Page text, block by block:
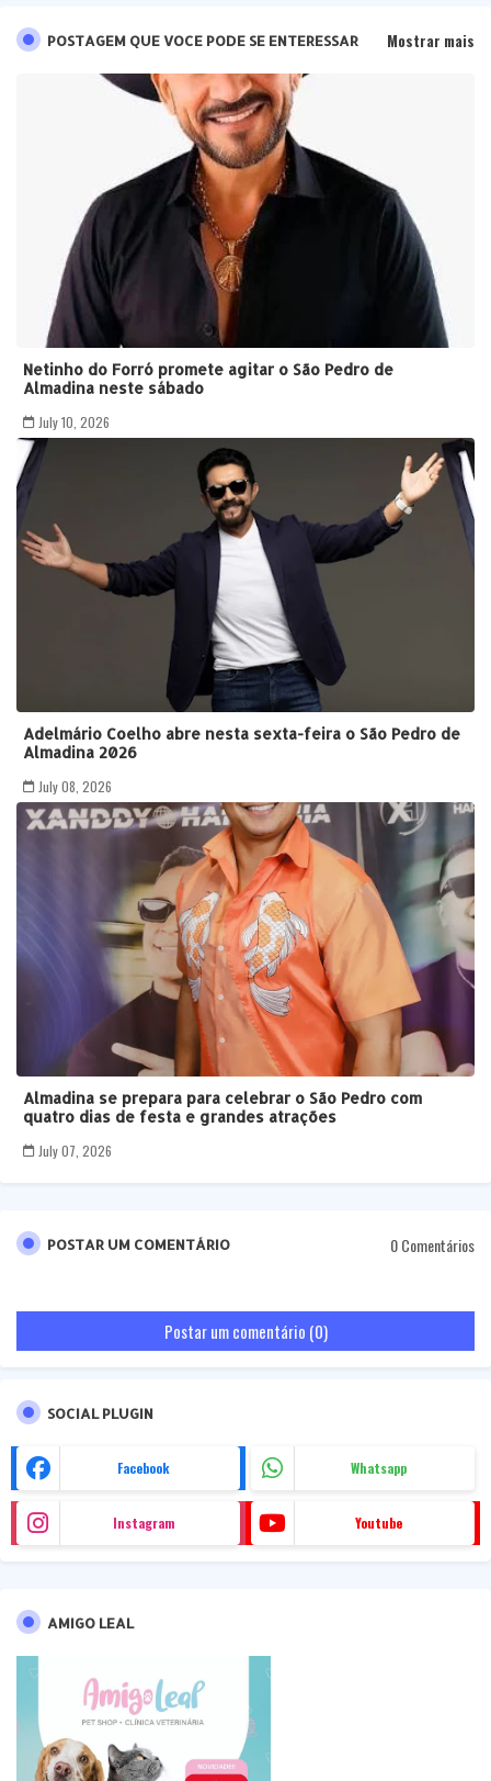
POSTAGEM QUE VOCE PODE SE ENTERESSAR Mostrar mais
Netinho do Forró promete agitar o São Pedro de
Almadina neste sábado
July 10, 2026
Adelmário Coelho abre nesta sexta-feira o São Pedro de
Almadina 2026
July 08, 2026
Almadina se prepara para celebrar o São Pedro com
quatro dias de festa e grandes atrações
July 07, 2026
POSTAR UM COMENTÁRIO 0 Comentários
Postar um comentário (0)
SOCIAL PLUGIN
Facebook Whatsapp
Instagram Youtube
AMIGO LEAL